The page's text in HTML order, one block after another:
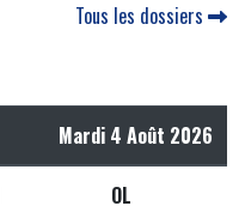
Tous les dossiers
Mardi 4 Août 2026
OL